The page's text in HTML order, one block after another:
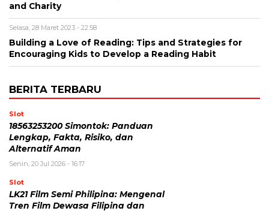
and Charity
Selasa, 28 Maret 2023 - 22:58
Building a Love of Reading: Tips and Strategies for
Encouraging Kids to Develop a Reading Habit
BERITA TERBARU
Slot
18563253200 Simontok: Panduan
Lengkap, Fakta, Risiko, dan
Alternatif Aman
Senin, 20 Jul 2026 - 16:17
Slot
LK21 Film Semi Philipina: Mengenal
Tren Film Dewasa Filipina dan